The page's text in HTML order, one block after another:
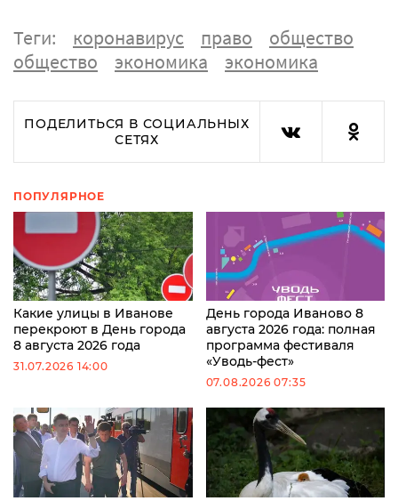
Теги: коронавирус право
общество
общество
экономика экономика
ПОДЕЛИТЬСЯ В СОЦИАЛЬНЫХ
СЕТЯХ
ПОПУЛЯРНОЕ
Какие улицы в Иванове
перекроют в День города
8 августа 2026 года
31.07.2026 14:00
День города Иваново 8
августа 2026 года: полная
программа фестиваля
«Уводь-фест»
07.08.2026 07:35